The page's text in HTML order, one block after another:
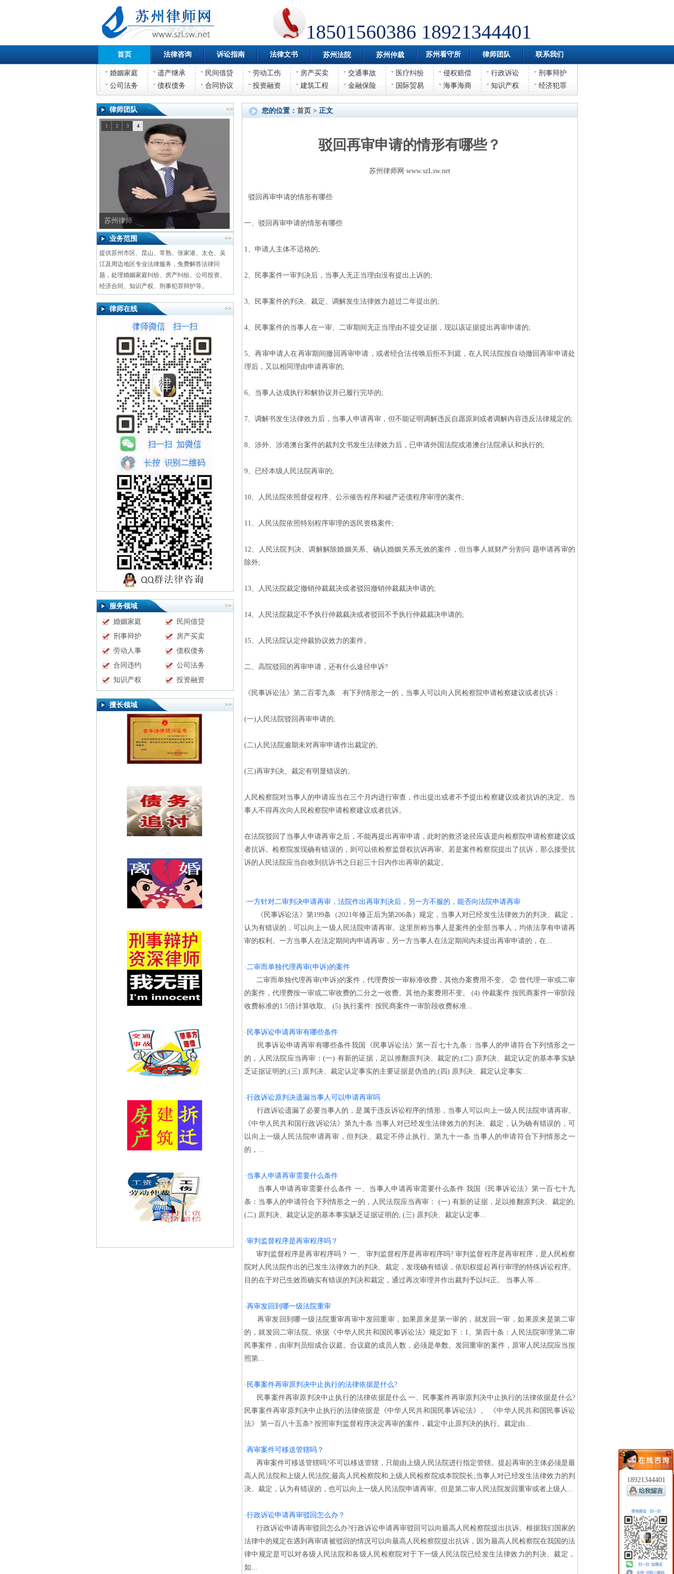
18501560386 18921344401
首页 法律咨询 诉讼指南 法律文书 苏州法院 苏州仲裁 苏州看守所 律师团队 联系我们
婚姻家庭 遗产继承 民间借贷 劳动工伤 房产买卖 交通事故 医疗纠纷 侵权赔偿 行政诉讼
刑事辩护
公司法务
债权债务 合同协议 投资融资 建筑工程 金融保险 国际贸易 海事海商 知识产权 经济犯罪
律师团队 >>
苏州律师
1 2 3 4
业务范围 >>
提供苏州市区、昆山、常熟、张家港、太仓、吴
江及周边地区专业法律服务，免费解答法律问
题，处理婚姻家庭纠纷、房产纠纷、公司投资、
经济合同、知识产权、刑事犯罪辩护等。
律师在线 >>
服务领域 >>
婚姻家庭
民间借贷
刑事辩护
房产买卖
劳动人事
债权债务
合同违约
公司法务
知识产权
投资融资
擅长领域 >>
您的位置： 首页 > 正文
驳回再审申请的情形有哪些？
苏州律师网 www.szLsw.net
驳回再审申请的情形有哪些
一、驳回再审申请的情形有哪些
1、申请人主体不适格的;
2、民事案件一审判决后，当事人无正当理由没有提出上诉的;
3、民事案件的判决、裁定、调解发生法律效力超过二年提出的;
4、民事案件的当事人在一审、二审期间无正当理由不提交证据，现以该证据提出再审申请的;
5、再审申请人在再审期间撤回再审申请，或者经合法传唤后拒不到庭，在人民法院按自动撤回再审申请处
理后，又以相同理由申请再审的;
6、当事人达成执行和解协议并已履行完毕的;
7、调解书发生法律效力后，当事人申请再审，但不能证明调解违反自愿原则或者调解内容违反法律规定的;
8、涉外、涉港澳台案件的裁判文书发生法律效力后，已申请外国法院或港澳台法院承认和执行的;
9、已经本级人民法院再审的;
10、人民法院依照督促程序、公示催告程序和破产还债程序审理的案件;
11、人民法院依照特别程序审理的选民资格案件;
12、人民法院判决、调解解除婚姻关系、确认婚姻关系无效的案件，但当事人就财产分割问 题申请再审的
除外;
13、人民法院裁定撤销仲裁裁决或者驳回撤销仲裁裁决申请的;
14、人民法院裁定不予执行仲裁裁决或者驳回不予执行仲裁裁决申请的;
15、人民法院认定仲裁协议效力的案件。
二、高院驳回的再审申请，还有什么途径申诉?
《民事诉讼法》第二百零九条 有下列情形之一的，当事人可以向人民检察院申请检察建议或者抗诉：
(一)人民法院驳回再审申请的;
(二)人民法院逾期未对再审申请作出裁定的;
(三)再审判决、裁定有明显错误的。
人民检察院对当事人的申请应当在三个月内进行审查，作出提出或者不予提出检察建议或者抗诉的决定。当
事人不得再次向人民检察院申请检察建议或者抗诉。
在法院驳回了当事人申请再审之后，不能再提出再审申请，此时的救济途径应该是向检察院申请检察建议或
者抗诉。检察院发现确有错误的，则可以依检察监督权抗诉再审。若是案件检察院提出了抗诉，那么接受抗
诉的人民法院应当自收到抗诉书之日起三十日内作出再审的裁定。
·一方针对二审判决申请再审，法院作出再审判决后，另一方不服的，能否向法院申请再审
《民事诉讼法》第199条（2021年修正后为第206条）规定，当事人对已经发生法律效力的判决、裁定，
认为有错误的，可以向上一级人民法院申请再审。这里所称当事人是案件的全部当事人，均依法享有申请再
审的权利。一方当事人在法定期间内申请再审，另一方当事人在法定期间内未提出再审申请的，在...
·二审而单独代理再审(申诉)的案件
二审而单独代理再审(申诉)的案件，代理费按一审标准收费，其他办案费用不变。 ② 曾代理一审或二审
的案件，代理费按一审或二审收费的二分之一收费。其他办案费用不变。 (4) 仲裁案件:按民商案件一审阶段
收费标准的1.5倍计算收取。 (5) 执行案件: 按民商案件一审阶段收费标准...
· 民事诉讼申请再审有哪些条件
民事诉讼申请再审有哪些条件我国《民事诉讼法》第一百七十九条：当事人的申请符合下列情形之一
的，人民法院应当再审：(一) 有新的证据，足以推翻原判决、裁定的;(二) 原判决、裁定认定的基本事实缺
乏证据证明的;(三) 原判决、裁定认定事实的主要证据是伪造的;(四) 原判决、裁定认定事实...
·行政诉讼原判决遗漏当事人可以申请再审吗
行政诉讼遗漏了必要当事人的，是属于违反诉讼程序的情形，当事人可以向上一级人民法院申请再审。
《中华人民共和国行政诉讼法》第九十条 当事人对已经发生法律效力的判决、裁定，认为确有错误的，可
以向上一级人民法院申请再审，但判决、裁定不停止执行。第九十一条 当事人的申请符合下列情形之一
的，...
· 当事人申请再审需要什么条件
当事人申请再审需要什么条件 一、当事人申请再审需要什么条件 我国《民事诉讼法》第一百七十九
条：当事人的申请符合下列情形之一的，人民法院应当再审： (一) 有新的证据，足以推翻原判决、裁定的;
(二) 原判决、裁定认定的基本事实缺乏证据证明的; (三) 原判决、裁定认定事...
·审判监督程序是再审程序吗？
审判监督程序是再审程序吗？ 一、 审判监督程序是再审程序吗? 审判监督程序是再审程序，是人民检察
院对人民法院作出的已发生法律效力的判决、裁定，发现确有错误，依职权提起再行审理的特殊诉讼程序。
目的在于对已生效而确实有错误的判决和裁定，通过再次审理并作出裁判予以纠正。 当事人等...
·再审发回到哪一级法院重审
再审发回到哪一级法院重审再审中发回重审，如果原来是第一审的，就发回一审，如果原来是第二审
的，就发回二审法院。依据《中华人民共和国民事诉讼法》规定如下：1、第四十条：人民法院审理第二审
民事案件，由审判员组成合议庭。合议庭的成员人数，必须是单数。发回重审的案件，原审人民法院应当按
照第...
· 民事案件再审原判决中止执行的法律依据是什么?
民事案件再审原判决中止执行的法律依据是什么 一、民事案件再审原判决中止执行的法律依据是什么?
民事案件再审原判决中止执行的法律依据是《中华人民共和国民事诉讼法》。 《中华人民共和国民事诉讼
法》 第一百八十五条? 按照审判监督程序决定再审的案件，裁定中止原判决的执行。裁定由...
·再审案件可移送管辖吗？
再审案件可移送管辖吗?不可以移送管辖，只能由上级人民法院进行指定管辖。提起再审的主体必须是最
高人民法院和上级人民法院;最高人民检察院和上级人民检察院或本院院长;当事人对已经发生法律效力的判
决、裁定，认为有错误的，也可以向上一级人民法院申请再审。但是第二审人民法院发回重审或者上级人...
·行政诉讼申请再审驳回怎么办？
行政诉讼申请再审驳回怎么办?行政诉讼申请再审驳回可以向最高人民检察院提出抗诉。根据我们国家的
法律中的规定在遇到再审请被驳回的情况可以向最高人民检察院提出抗诉，因为最高人民检察院在我国的法
律中规定是可以对各级人民法院和各级人民检察院对于下一级人民法院已经发生法律效力的判决、裁定，
如...
18921344401